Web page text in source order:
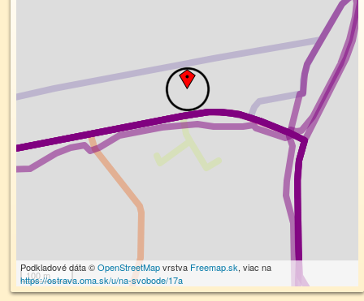
100 m
Podkladové dáta ©OpenStreetMapvrstva Freemap.sk, viac na
https://ostrava.oma.sk/u/na-svobode/17a